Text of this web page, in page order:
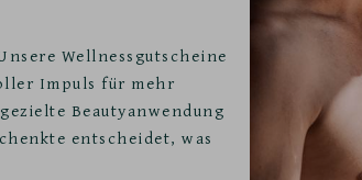
Wellnessgutscheine
Impuls für mehr
Beautyanwendung
entscheidet, was